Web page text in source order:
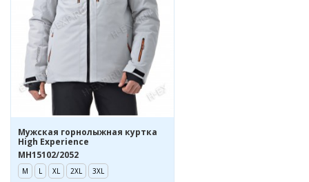
Мужская горнолыжная куртка
High Experience
MH15102/2052
M L XL 2XL 3XL